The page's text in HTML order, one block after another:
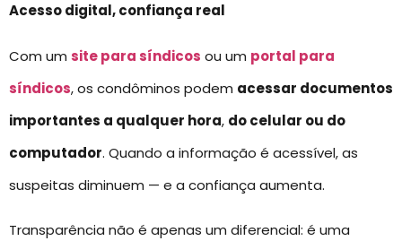
Acesso digital, confiança real
Com um site para síndicos ou um portal para
síndicos, os condôminos podem acessar documentos
importantes a qualquer hora, do celular ou do
computador. Quando a informação é acessível, as
suspeitas diminuem — e a confiança aumenta.
Transparência não é apenas um diferencial: é uma